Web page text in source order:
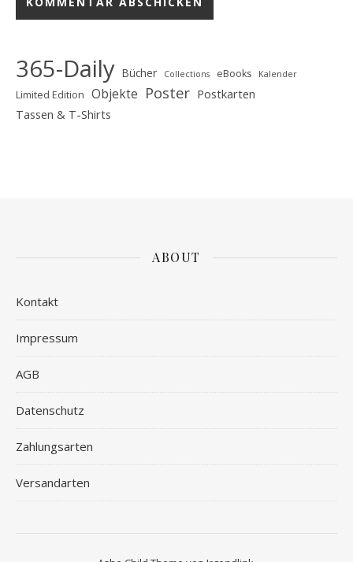
365-Daily Bücher Collections eBooks Kalender
Limited Edition Objekte Poster Postkarten
Tassen & T-Shirts
ABOUT
Kontakt
Impressum
AGB
Datenschutz
Zahlungsarten
Versandarten